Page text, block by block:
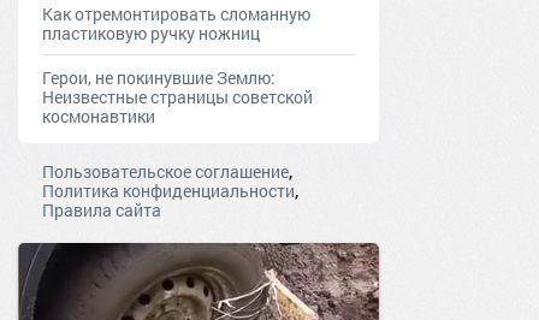
Как отремонтировать сломанную
пластиковую ручку ножниц
Герои, не покинувшие Землю:
Неизвестные страницы советской
космонавтики
Пользовательское соглашение,
Политика конфиденциальности,
Правила сайта